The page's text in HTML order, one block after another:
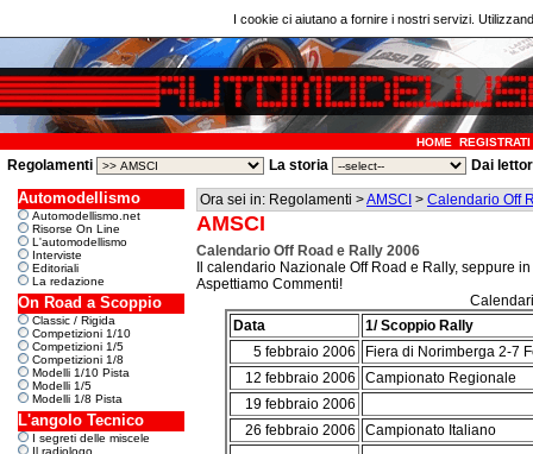
I cookie ci aiutano a fornire i nostri servizi.
HOME REGISTRATI
Regolamenti La storia Dai
Automodellismo
Automodellismo.net
Risorse On Line
L'automodellismo
Interviste
Editoriali
La redazione
On Road a Scoppio
Classic / Rigida
Competizioni 1/10
Competizioni 1/5
Competizioni 1/8
Modelli 1/10 Pista
Modelli 1/5
Modelli 1/8 Pista
L'angolo Tecnico
I segreti delle miscele
Il radiologo
Ora sei in: Regolamenti >AMSCI > Calendario Off
AMSCI
Calendario Off Road e Rally 2006
Il calendario Nazionale Off Road e Rally, seppure
Aspettiamo Commenti!
Data
1/ Scoppio Rally
5 febbraio 2006
Fiera di Norimberga 2-7
12 febbraio 2006
Campionato Regionale
19 febbraio 2006
26 febbraio 2006
Campionato Italiano